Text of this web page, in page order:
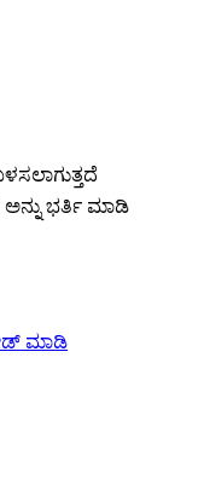
ಅನ್ನು ಭರ್ತಿ ಮಾಡಿ
ಮಾಡಿ